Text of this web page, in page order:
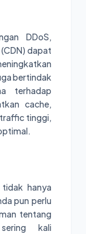
DDoS,
dapat
bertindak
terhadap
cache,
tinggi,
hanya
pun perlu
tentang
kali